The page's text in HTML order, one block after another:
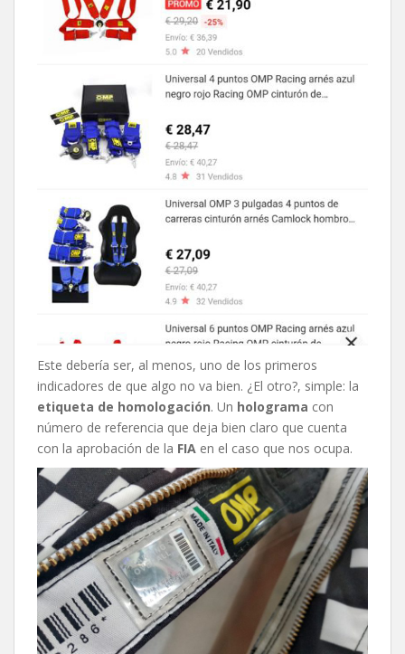
Este debería ser, al menos, uno de los primeros
indicadores de que algo no va bien. ¿El otro?, simple: la
etiqueta de homologación. Un holograma con
número de referencia que deja bien claro que cuenta
con la aprobación de la FIA en el caso que nos ocupa.